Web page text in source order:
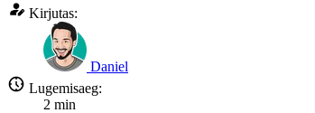
Kirjutas:
Daniel
Lugemisaeg:
2 min